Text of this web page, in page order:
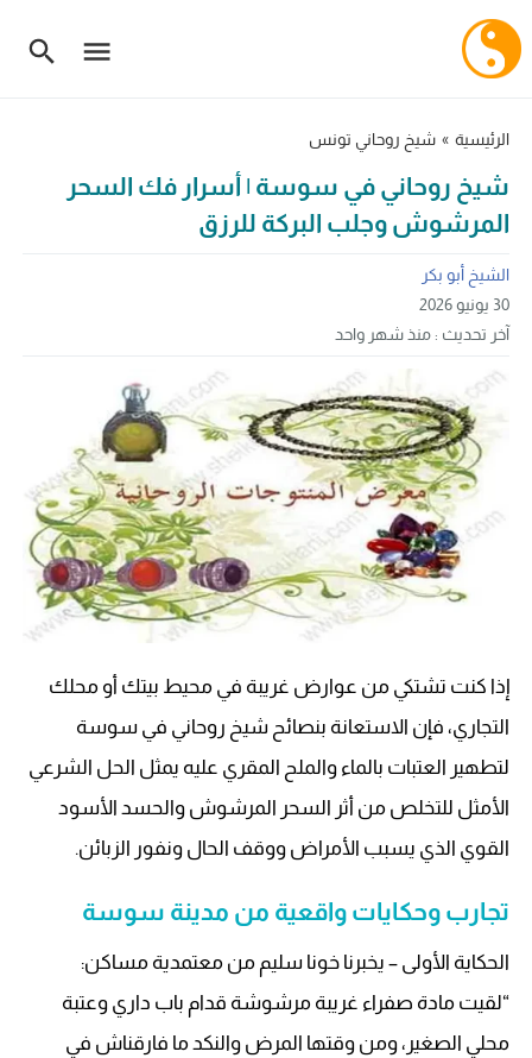
الرئيسية » شيخ روحاني تونس
شيخ روحاني في سوسة | أسرار فك السحر
المرشوش وجلب البركة للرزق
الشيخ أبو بكر
30 يونيو 2026
آخر تحديث : منذ شهر واحد
إذا كنت تشتكي من عوارض غريبة في محيط بيتك أو محلك
التجاري، فإن الاستعانة بنصائح شيخ روحاني في سوسة
لتطهير العتبات بالماء والملح المقري عليه يمثل الحل الشرعي
الأمثل للتخلص من أثر السحر المرشوش والحسد الأسود
القوي الذي يسبب الأمراض ووقف الحال ونفور الزبائن.
تجارب وحكايات واقعية من مدينة سوسة
الحكاية الأولى – يخبرنا خونا سليم من معتمدية مساكن:
“لقيت مادة صفراء غريبة مرشوشة قدام باب داري وعتبة
محلي الصغير، ومن وقتها المرض والنكد ما فارقناش في